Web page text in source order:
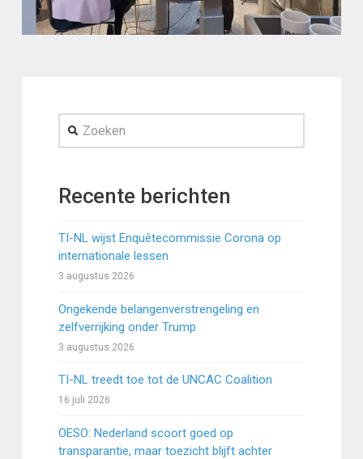
Zoeken
Recente berichten
TI-NL wijst Enquêtecommissie Corona op
internationale lessen
3 augustus 2026
Ongekende belangenverstrengeling en
zelfverrijking onder Trump
3 augustus 2026
TI-NL treedt toe tot de UNCAC Coalition
16 juli 2026
OESO: Nederland scoort goed op
transparantie, maar toezicht blijft achter